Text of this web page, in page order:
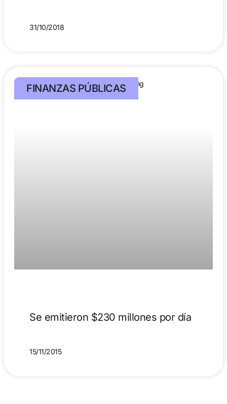
31/10/2018
FINANZAS PÚBLICAS
Se emitieron $230 millones por día
15/11/2015